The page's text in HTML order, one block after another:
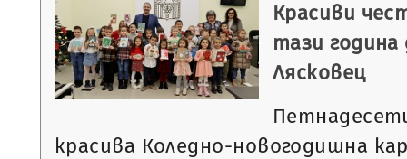
Красиви
тази
Лясковец
красива Коледно-новогодишна